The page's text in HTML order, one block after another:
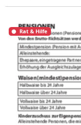
Rat & Hilfe